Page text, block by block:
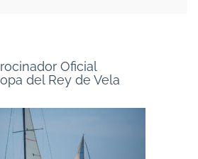
Oficial
del Rey de Vela